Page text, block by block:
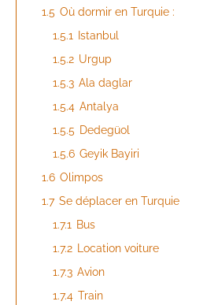
1.5 Où dormir en Turquie :
1.5.1 Istanbul
1.5.2 Urgup
1.5.3 Ala daglar
1.5.4 Antalya
1.5.5 Dedegüol
1.5.6 Geyik Bayiri
1.6 Olimpos
1.7 Se déplacer en Turquie
1.7.1 Bus
1.7.2 Location voiture
1.7.3 Avion
1.7.4 Train